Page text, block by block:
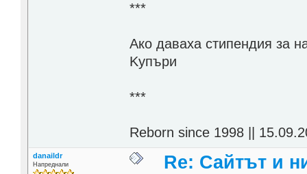
***
Aко даваха стипендия за
Kупъри
***
Reborn since 1998 ||
danaildr
Напреднали Re: Сайтът и